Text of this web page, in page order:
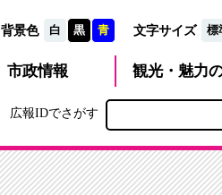
背景色 白 黒 青 文字サイズ 標
市政情報 観光・魅力
広報IDでさがす